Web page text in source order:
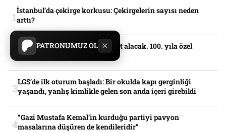
PATRONUMUZ OL
İstanbul’da çekirge korkusu: Çekirgelerin sayısı neden
arttı?
Gazi Koşusu’nu kazanan servet alacak. 100. yıla özel
ikramiye
LGS’de ilk oturum başladı: Bir okulda kapı gerginliği
yaşandı, yanlış kimlikle gelen son anda içeri girebildi
“Gazi Mustafa Kemal’in kurduğu partiyi pavyon
masalarına düşüren de kendileridir”